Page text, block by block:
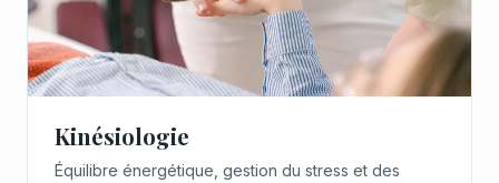
Kinésiologie
Équilibre énergétique, gestion du stress et des